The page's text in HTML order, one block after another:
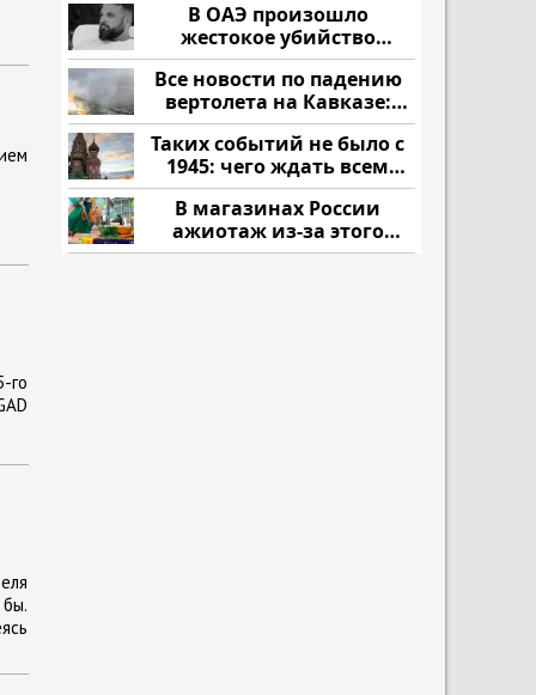
го
В ОАЭ произошло
жестокое убийство
криптомиллионера
Все новости по падению
вертолета на Кавказе:
читать здесь
Таких событий не было с
1945: чего ждать всем
нам?
В магазинах России
ажиотаж из-за этого
продукта: что купить?